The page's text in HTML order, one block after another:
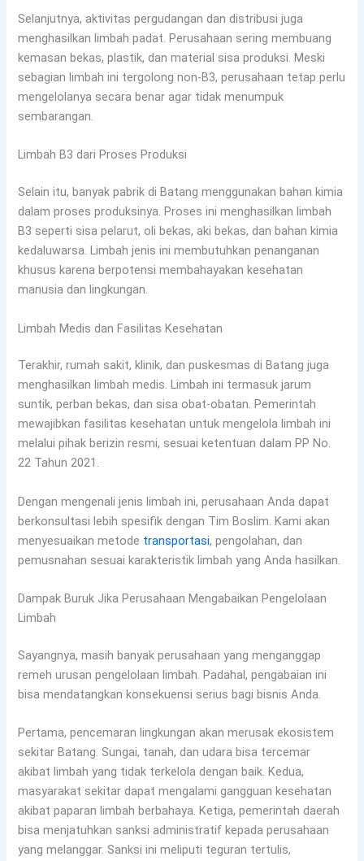
Selanjutnya, aktivitas pergudangan dan distribusi juga
menghasilkan limbah padat. Perusahaan sering membuang
kemasan bekas, plastik, dan material sisa produksi. Meski
sebagian limbah ini tergolong non-B3, perusahaan tetap perlu
mengelolanya secara benar agar tidak menumpuk
sembarangan.
Limbah B3 dari Proses Produksi
Selain itu, banyak pabrik di Batang menggunakan bahan kimia
dalam proses produksinya. Proses ini menghasilkan limbah
B3 seperti sisa pelarut, oli bekas, aki bekas, dan bahan kimia
kedaluwarsa. Limbah jenis ini membutuhkan penanganan
khusus karena berpotensi membahayakan kesehatan
manusia dan lingkungan.
Limbah Medis dan Fasilitas Kesehatan
Terakhir, rumah sakit, klinik, dan puskesmas di Batang juga
menghasilkan limbah medis. Limbah ini termasuk jarum
suntik, perban bekas, dan sisa obat-obatan. Pemerintah
mewajibkan fasilitas kesehatan untuk mengelola limbah ini
melalui pihak berizin resmi, sesuai ketentuan dalam PP No.
22 Tahun 2021.
Dengan mengenali jenis limbah ini, perusahaan Anda dapat
berkonsultasi lebih spesifik dengan Tim Boslim. Kami akan
menyesuaikan metode transportasi, pengolahan, dan
pemusnahan sesuai karakteristik limbah yang Anda hasilkan.
Dampak Buruk Jika Perusahaan Mengabaikan Pengelolaan
Limbah
Sayangnya, masih banyak perusahaan yang menganggap
remeh urusan pengelolaan limbah. Padahal, pengabaian ini
bisa mendatangkan konsekuensi serius bagi bisnis Anda.
Pertama, pencemaran lingkungan akan merusak ekosistem
sekitar Batang. Sungai, tanah, dan udara bisa tercemar
akibat limbah yang tidak terkelola dengan baik. Kedua,
masyarakat sekitar dapat mengalami gangguan kesehatan
akibat paparan limbah berbahaya. Ketiga, pemerintah daerah
bisa menjatuhkan sanksi administratif kepada perusahaan
yang melanggar. Sanksi ini meliputi teguran tertulis,